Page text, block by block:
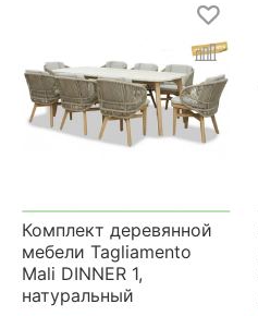
Комплект деревянной
мебели Tagliamento
Mali DINNER 1,
натуральный